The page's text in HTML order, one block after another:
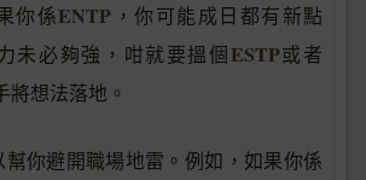
你係ENTP ，你可能成日都有新點
未必夠強，咁就要搵個ESTP或者
將想法落地。
幫你避開職場地雷。例如，如果你係